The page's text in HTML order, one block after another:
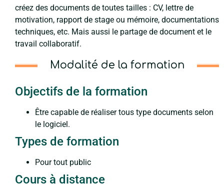
créez des documents de toutes tailles : CV, lettre de
motivation, rapport de stage ou mémoire, documentations
techniques, etc. Mais aussi le partage de document et le
travail collaboratif.
Modalité de la formation
Objectifs de la formation
Être capable de réaliser tous type documents selon
le logiciel.
Types de formation
Pour tout public
Cours à distance